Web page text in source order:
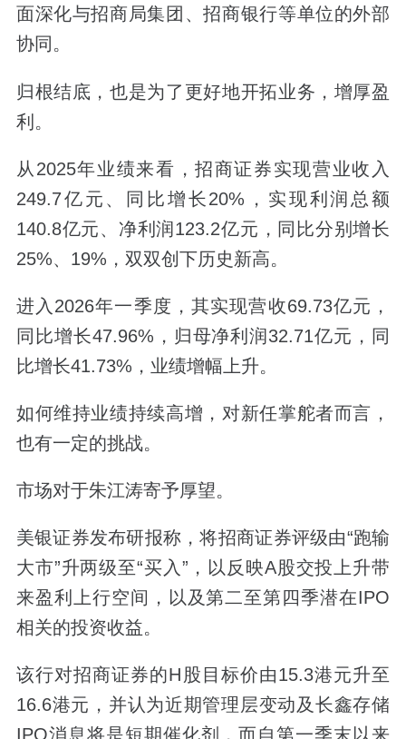
面深化与招商局集团、招商银行等单位的外部
协同。
归根结底，也是为了更好地开拓业务，增厚盈
利。
从2025年业绩来看，招商证券实现营业收入
249.7亿元、同比增长20%，实现利润总额
140.8亿元、净利润123.2亿元，同比分别增长
25%、19%，双双创下历史新高。
进入2026年一季度，其实现营收69.73亿元，
同比增长47.96%，归母净利润32.71亿元，同
比增长41.73%，业绩增幅上升。
如何维持业绩持续高增，对新任掌舵者而言，
也有一定的挑战。
市场对于朱江涛寄予厚望。
美银证券发布研报称，将招商证券评级由“跑输
大市”升两级至“买入”，以反映A股交投上升带
来盈利上行空间，以及第二至第四季潜在IPO
相关的投资收益。
该行对招商证券的H股目标价由15.3港元升至
16.6港元，并认为近期管理层变动及长鑫存储
IPO消息将是短期催化剂，而自第一季末以来